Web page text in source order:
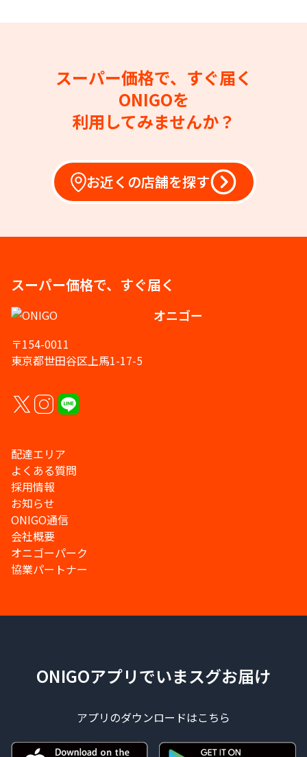
スーパー価格で、すぐ届く
ONIGOを
利用してみませんか？
お近くの店舗を探す
スーパー価格で、すぐ届く
オニゴー
〒154-0011
東京都世田谷区上馬1-17-5
配達エリア
よくある質問
採用情報
お知らせ
ONIGO通信
会社概要
オニゴーパーク
協業パートナー
ONIGOアプリでいまスグお届け
アプリのダウンロードはこちら